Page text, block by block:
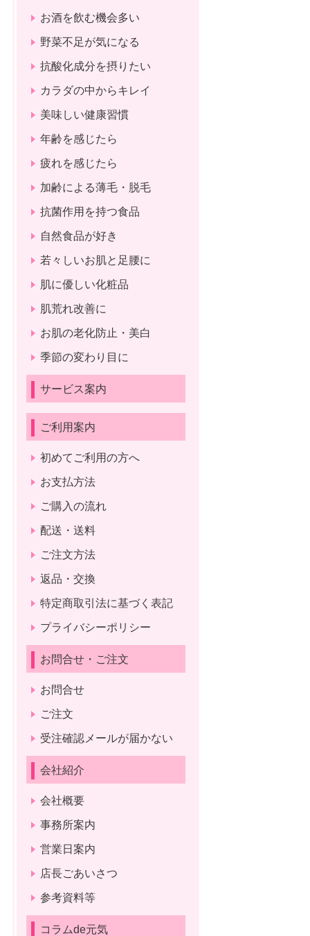
お酒を飲む機会多い
野菜不足が気になる
抗酸化成分を摂りたい
カラダの中からキレイ
美味しい健康習慣
年齢を感じたら
疲れを感じたら
加齢による薄毛・脱毛
抗菌作用を持つ食品
自然食品が好き
若々しいお肌と足腰に
肌に優しい化粧品
肌荒れ改善に
お肌の老化防止・美白
季節の変わり目に
サービス案内
ご利用案内
初めてご利用の方へ
お支払方法
ご購入の流れ
配送・送料
ご注文方法
返品・交換
特定商取引法に基づく表記
プライバシーポリシー
お問合せ・ご注文
お問合せ
ご注文
受注確認メールが届かない
会社紹介
会社概要
事務所案内
営業日案内
店長ごあいさつ
参考資料等
コラムde元気